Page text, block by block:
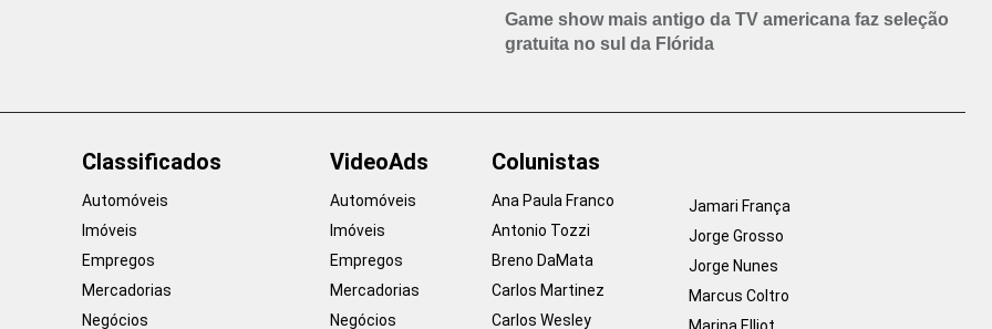
Game show mais antigo da TV americana faz seleção
gratuita no sul da Flórida
Classificados
Automóveis
Imóveis
Empregos
Mercadorias
Negócios
VideoAds
Automóveis
Imóveis
Empregos
Mercadorias
Negócios
Colunistas
Ana Paula Franco
Antonio Tozzi
Breno DaMata
Carlos Martinez
Carlos Wesley
Jamari França
Jorge Grosso
Jorge Nunes
Marcus Coltro